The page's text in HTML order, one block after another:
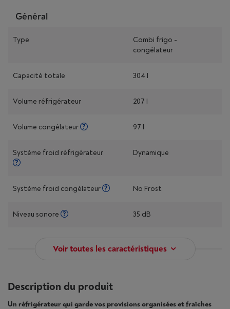
Général
Type
Combi frigo -
congélateur
Capacité totale 304 l
Volume réfrigérateur 207 l
Volume congélateur 97 l
Système froid réfrigérateur Dynamique
Système froid congélateur No Frost
Niveau sonore 35 dB
Voir toutes les caractéristiques
Description du produit
Un réfrigérateur qui garde vos provisions organisées et fraîches